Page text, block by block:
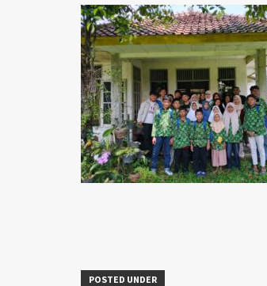
POSTED UNDER